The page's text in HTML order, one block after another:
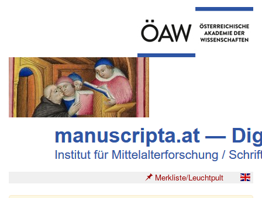
Merkliste/Leuchtpult